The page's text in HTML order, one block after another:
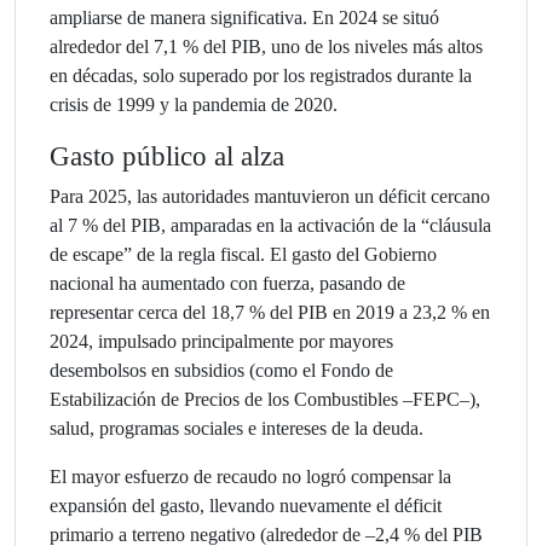
ampliarse de manera significativa. En 2024 se situó
alrededor del 7,1 % del PIB, uno de los niveles más altos
en décadas, solo superado por los registrados durante la
crisis de 1999 y la pandemia de 2020.
Gasto público al alza
Para 2025, las autoridades mantuvieron un déficit cercano
al 7 % del PIB, amparadas en la activación de la “cláusula
de escape” de la regla fiscal. El gasto del Gobierno
nacional ha aumentado con fuerza, pasando de
representar cerca del 18,7 % del PIB en 2019 a 23,2 % en
2024, impulsado principalmente por mayores
desembolsos en subsidios (como el Fondo de
Estabilización de Precios de los Combustibles –FEPC–),
salud, programas sociales e intereses de la deuda.
El mayor esfuerzo de recaudo no logró compensar la
expansión del gasto, llevando nuevamente el déficit
primario a terreno negativo (alrededor de –2,4 % del PIB